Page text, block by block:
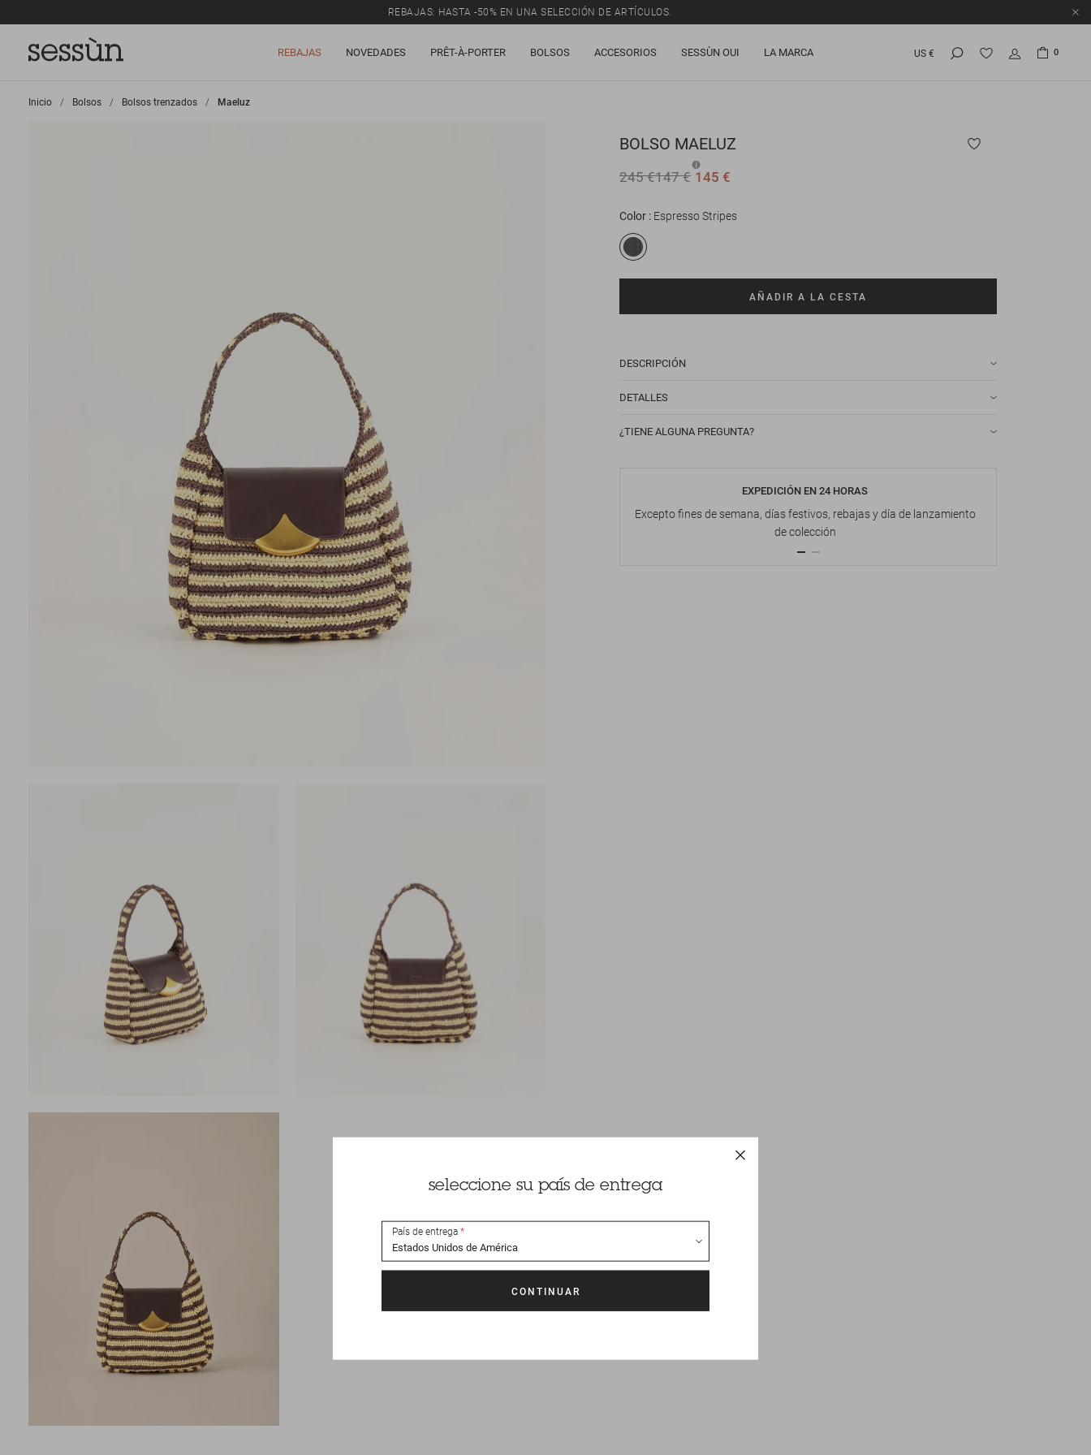
REBAJAS: HASTA -50% EN UNA SELECCIÓN DE ARTÍCULOS.
REBAJAS NOVEDADES PRÊT-À-PORTER BOLSOS ACCESORIOS SESSÙN OUI LA MARCA US € 0
Inicio >
Bolsos >
Bolsos trenzados >
Maeluz
BOLSO MAELUZ
245 €147 € 145 €
Color Espresso Stripes
AÑADIR A LA CESTA
DESCRIPCIÓN
DETALLES
¿TIENE ALGUNA PREGUNTA?
EXPEDICIÓN EN 24 HORAS
Excepto fines de semana, días festivos, rebajas y día de lanzamiento
de colección
seleccione su país de entrega
País de entrega